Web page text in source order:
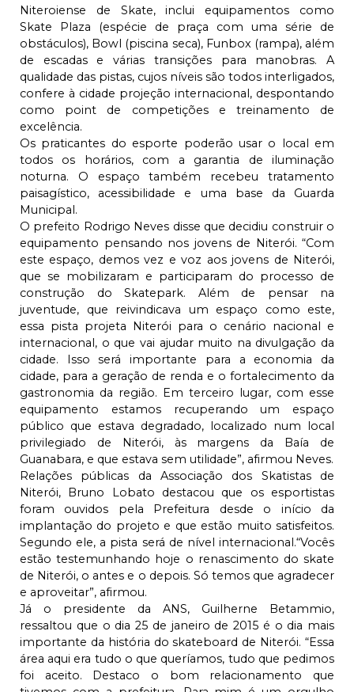
Niteroiense de Skate, inclui equipamentos como
Skate Plaza (espécie de praça com uma série de
obstáculos), Bowl (piscina seca), Funbox (rampa), além
de escadas e várias transições para manobras. A
qualidade das pistas, cujos níveis são todos interligados,
confere à cidade projeção internacional, despontando
como point de competições e treinamento de
excelência.
Os praticantes do esporte poderão usar o local em
todos os horários, com a garantia de iluminação
noturna. O espaço também recebeu tratamento
paisagístico, acessibilidade e uma base da Guarda
Municipal.
O prefeito Rodrigo Neves disse que decidiu construir o
equipamento pensando nos jovens de Niterói. “Com
este espaço, demos vez e voz aos jovens de Niterói,
que se mobilizaram e participaram do processo de
construção do Skatepark. Além de pensar na
juventude, que reivindicava um espaço como este,
essa pista projeta Niterói para o cenário nacional e
internacional, o que vai ajudar muito na divulgação da
cidade. Isso será importante para a economia da
cidade, para a geração de renda e o fortalecimento da
gastronomia da região. Em terceiro lugar, com esse
equipamento estamos recuperando um espaço
público que estava degradado, localizado num local
privilegiado de Niterói, às margens da Baía de
Guanabara, e que estava sem utilidade”, afirmou Neves.
Relações públicas da Associação dos Skatistas de
Niterói, Bruno Lobato destacou que os esportistas
foram ouvidos pela Prefeitura desde o início da
implantação do projeto e que estão muito satisfeitos.
Segundo ele, a pista será de nível internacional.“Vocês
estão testemunhando hoje o renascimento do skate
de Niterói, o antes e o depois. Só temos que agradecer
e aproveitar”, afirmou.
Já o presidente da ANS, Guilherne Betammio,
ressaltou que o dia 25 de janeiro de 2015 é o dia mais
importante da história do skateboard de Niterói. “Essa
área aqui era tudo o que queríamos, tudo que pedimos
foi aceito. Destaco o bom relacionamento que